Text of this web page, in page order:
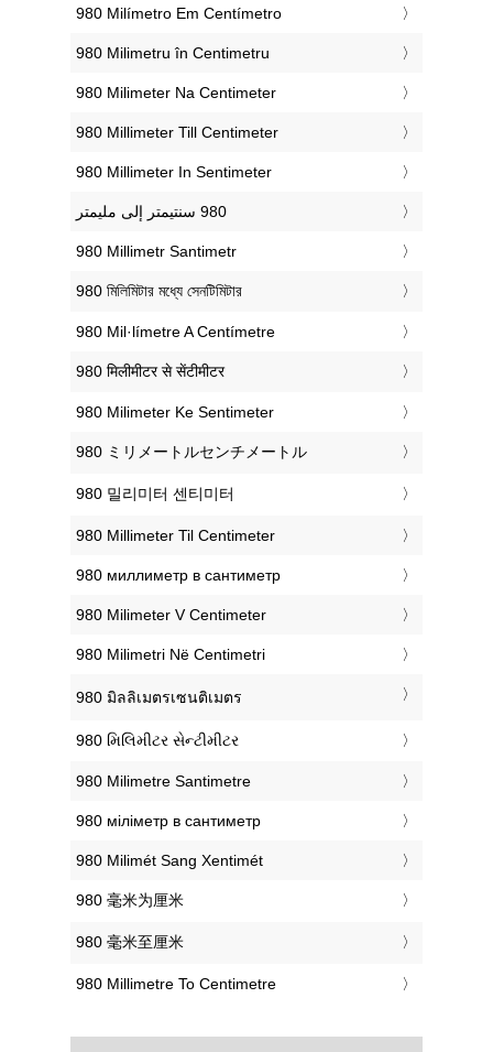
‎980 Milímetro Em Centímetro
‎980 Milimetru în Centimetru
‎980 Milimeter Na Centimeter
‎980 Millimeter Till Centimeter
‎980 Millimeter In Sentimeter
‎980 Millimetr Santimetr
‎980 মিলিমিটার মধ্যে সেনটিমিটার
‎980 Mil·límetre A Centímetre
‎980 मिलीमीटर से सेंटीमीटर
‎980 Milimeter Ke Sentimeter
‎980 ミリメートルセンチメートル
‎980 밀리미터 센티미터
‎980 Millimeter Til Centimeter
‎980 миллиметр в сантиметр
‎980 Milimeter V Centimeter
‎980 Milimetri Në Centimetri
‎980 มิลลิเมตรเซนติเมตร
‎980 મિલિમીટર સેન્ટીમીટર
‎980 Milimetre Santimetre
‎980 міліметр в сантиметр
‎980 Milimét Sang Xentimét
‎980 毫米为厘米
‎980 毫米至厘米
‎980 Millimetre To Centimetre